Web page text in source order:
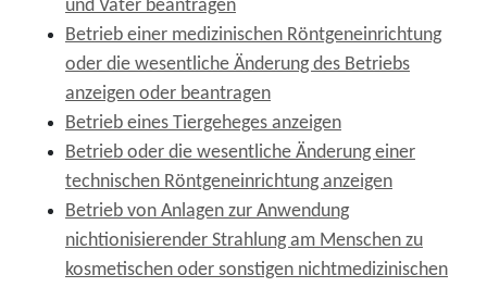
und Väter beantragen
Betrieb einer medizinischen Röntgeneinrichtung
oder die wesentliche Änderung des Betriebs
anzeigen oder beantragen
Betrieb eines Tiergeheges anzeigen
Betrieb oder die wesentliche Änderung einer
technischen Röntgeneinrichtung anzeigen
Betrieb von Anlagen zur Anwendung
nichtionisierender Strahlung am Menschen zu
kosmetischen oder sonstigen nichtmedizinischen